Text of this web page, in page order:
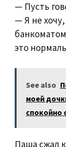
— Пусть
— Я не
это
See also
моей
спокойно
Паша сжал